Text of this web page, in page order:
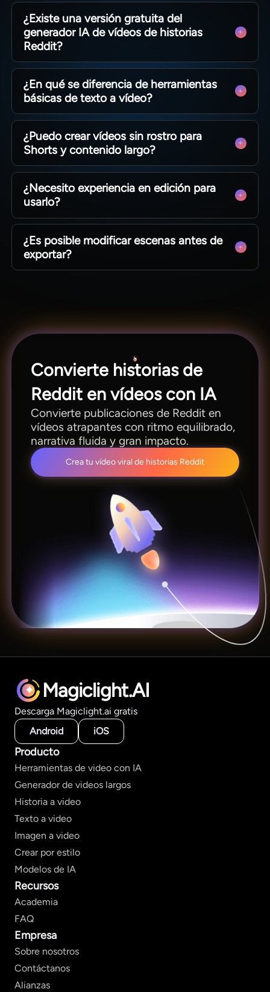
¿Existe una versión gratuita del
generador IA de vídeos de historias
Reddit?
Sí, puedes probar MagicLight AI sin coste, para
testear tus ideas antes de empezar una
producción más amplia.
¿En qué se diferencia de herramientas
básicas de texto a vídeo?
MagicLight AI no solo genera imágenes
aleatorias, también conecta escenas, regula el
ritmo y facilita el seguimiento de cada historia de
Reddit.
¿Puedo crear vídeos sin rostro para
Shorts y contenido largo?
Sí, MagicLight AI admite clips cortos y vídeos
extensos, usa el mismo flujo de trabajo para
todas las necesidades de tu canal.
¿Necesito experiencia en edición para
usarlo?
No hace falta. MagicLight AI está diseñado para
crear desde una frase, guion o idea sin
conocimientos avanzados de edición.
¿Es posible modificar escenas antes de
exportar?
Convierte historias de
Reddit en vídeos con IA
Convierte publicaciones de Reddit en
vídeos atrapantes con ritmo equilibrado,
narrativa fluida y gran impacto.
Crea tu vídeo viral de historias Reddit
Magiclight.AI
Descarga Magiclight.ai gratis
Android
iOS
Producto
Herramientas de video con IA
Generador de videos largos
Historia a video
Texto a video
Imagen a video
Crear por estilo
Modelos de IA
Recursos
Academia
FAQ
Empresa
Sobre nosotros
Contáctanos
Alianzas